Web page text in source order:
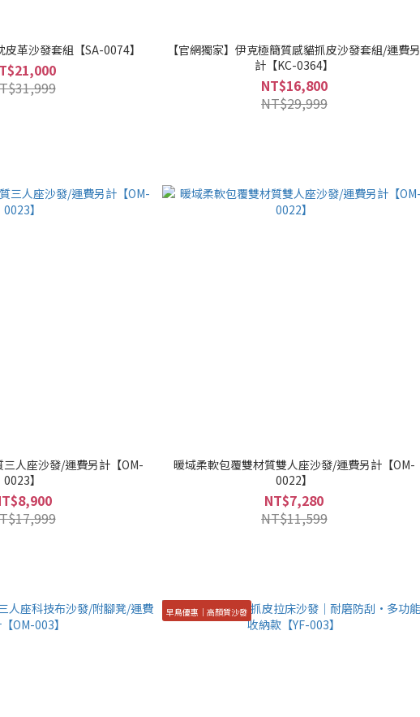
革沙發套組【SA-0074】
【官網獨家】伊克極簡質感貓抓皮沙發套組/運費另
計【KC-0364】
NT$16,800
NT$29,999
人座沙發/運費另計【OM-
0023】
暖域柔軟包覆雙材質雙人座沙發/運費另計【OM-
0022】
NT$7,280
NT$11,599
早鳥優惠｜高顏質沙發